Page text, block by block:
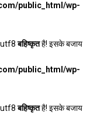
public_html/wp-
बहिष्कृतहै! इसके बजाय
public_html/wp-
बहिष्कृतहै! इसके बजाय